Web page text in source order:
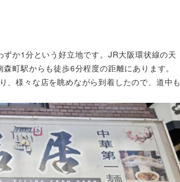
か1分という好立地です。JR大阪環状線の天
町駅からも徒歩6分程度の距離にあります。
、様々な店を眺めながら到着したので、道中も